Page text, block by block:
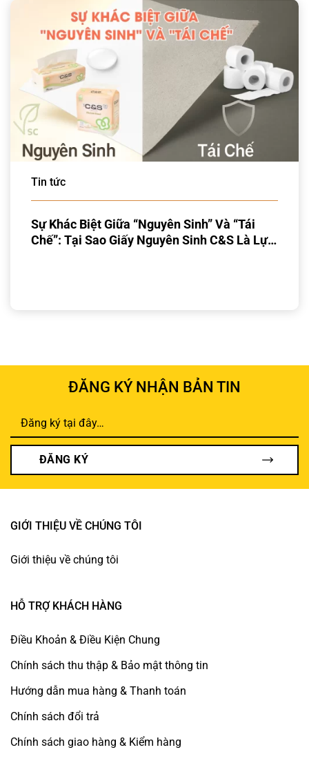
Tin tức
Sự Khác Biệt Giữa “Nguyên Sinh” Và “Tái
Chế”: Tại Sao Giấy Nguyên Sinh C&S Là Lựa
ĐĂNG KÝ NHẬN BẢN TIN
ĐĂNG KÝ
GIỚI THIỆU VỀ CHÚNG TÔI
Giới thiệu về chúng tôi
HỖ TRỢ KHÁCH HÀNG
Điều Khoản & Điều Kiện Chung
Chính sách thu thập & Bảo mật thông tin
Hướng dẫn mua hàng & Thanh toán
Chính sách đổi trả
Chính sách giao hàng & Kiểm hàng